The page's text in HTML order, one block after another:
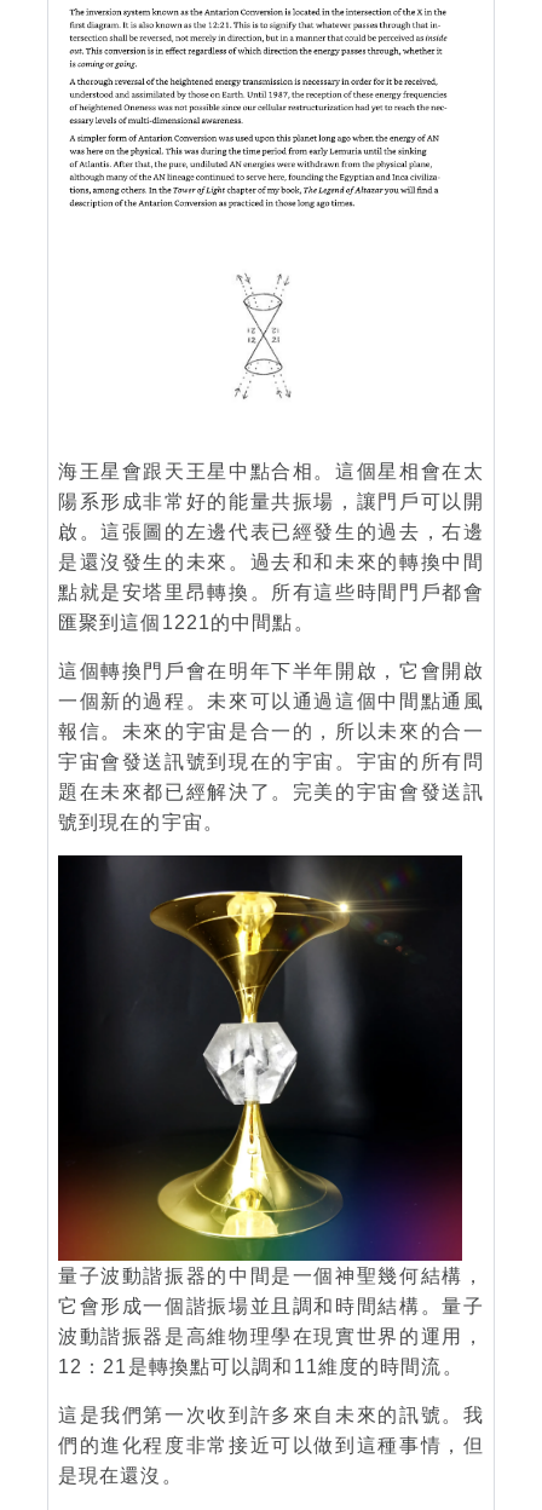
海王星會跟天王星中點合相。這個星相會在太
陽系形成非常好的能量共振場，讓門戶可以開
啟。這張圖的左邊代表已經發生的過去，右邊
是還沒發生的未來。過去和和未來的轉換中間
點就是安塔里昂轉換。所有這些時間門戶都會
匯聚到這個1221的中間點。
這個轉換門戶會在明年下半年開啟，它會開啟
一個新的過程。未來可以通過這個中間點通風
報信。未來的宇宙是合一的，所以未來的合一
宇宙會發送訊號到現在的宇宙。宇宙的所有問
題在未來都已經解決了。完美的宇宙會發送訊
號到現在的宇宙。
量子波動諧振器的中間是一個神聖幾何結構，
它會形成一個諧振場並且調和時間結構。量子
波動諧振器是高維物理學在現實世界的運用，
12：21是轉換點可以調和11維度的時間流。
這是我們第一次收到許多來自未來的訊號。我
們的進化程度非常接近可以做到這種事情，但
是現在還沒。